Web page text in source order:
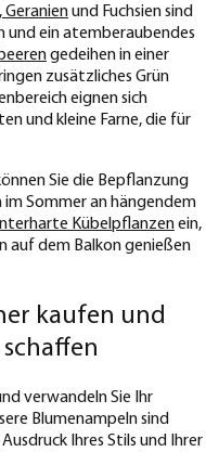
,Geranienund Fuchsien sind
und ein atemberaubendes
gedeihen in einer
zusätzliches Grün
eignen sich
und kleine Farne, die für
Sie die Bepflanzung
im Sommer an hängendem
Kübelpflanzenein,
auf dem Balkon genießen
kaufen und
schaffen
verwandeln Sie Ihr
Blumenampeln sind
Ihres Stils und Ihrer